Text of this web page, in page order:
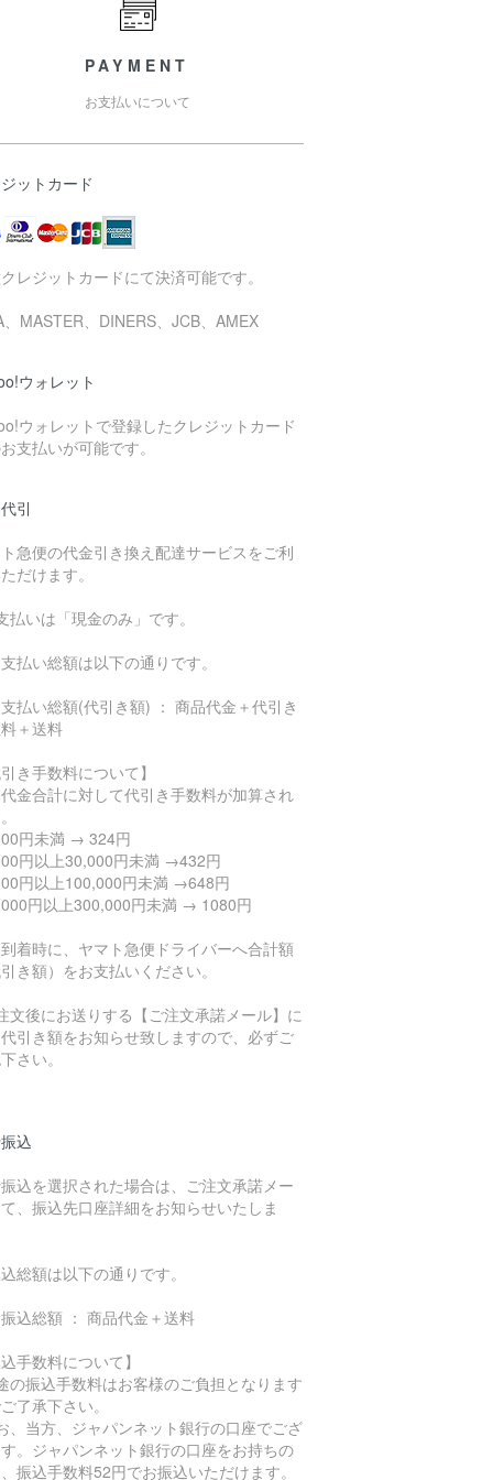
PAYMENT
お支払いについて
ットカード
レジットカードにて決済可能です。
、MASTER、DINERS、JCB、AMEX
ウォレット
ウォレットで登録したクレジットカード
支払いが可能です。
引
急便の代金引き換え配達サービスをご利
だけます。
払いは「現金のみ」です。
払い総額は以下の通りです。
払い総額(代引き額) ： 商品代金＋代引き
＋送料
引き手数料について】
金合計に対して代引き手数料が加算され
円未満 → 324円
円以上30,000円未満 →432円
円以上100,000円未満 →648円
円以上300,000円未満 → 1080円
着時に、ヤマト急便ドライバーへ合計額
引き額）をお支払いください。
文後にお送りする【ご注文承諾メール】に
引き額をお知らせ致しますので、必ずご
さい。
込
込を選択された場合は、ご注文承諾メー
、振込先口座詳細をお知らせいたしま
総額は以下の通りです。
込総額 ： 商品代金＋送料
込手数料について】
の振込手数料はお客様のご負担となります
了承下さい。
、当方、ジャパンネット銀行の口座でござ
。ジャパンネット銀行の口座をお持ちの
振込手数料52円でお振込いただけます。